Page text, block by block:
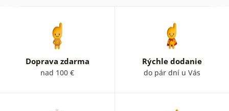
Doprava zdarma
nad 100 €
Rýchle dodanie
do pár dní u Vás